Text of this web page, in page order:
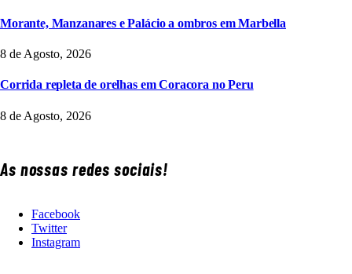
Morante, Manzanares e Palácio a ombros em Marbella
8 de Agosto, 2026
Corrida repleta de orelhas em Coracora no Peru
8 de Agosto, 2026
As nossas redes sociais!
Facebook
Twitter
Instagram